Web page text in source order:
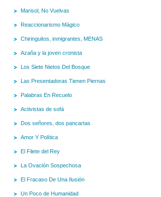
Marisol, No Vuelvas
Reaccionarismo Mágico
Chiringuitos, inmigrantes, MENAS
Azaña y la joven cronista
Los Siete Nietos Del Bosque
Las Presentadoras Tienen Piernas
Palabras En Recuelo
Activistas de sofá
Dos señores, dos pancartas
Amor Y Política
El Filete del Rey
La Ovación Sospechosa
El Fracaso De Una Ilusión
Un Poco de Humanidad